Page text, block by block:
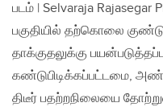
படம் | Selvaraja
பகுதியில் தற்கொலை
தாக்குதலுக்கு
கண்டுபிடிக்கப்பட்டமை,
திடீர் பதற்றநிலையை